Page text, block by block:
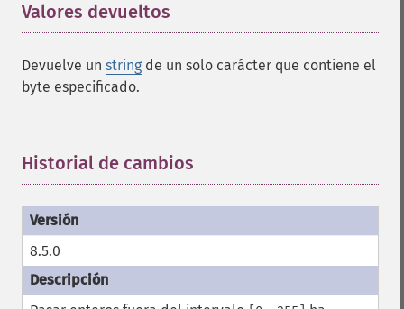
Valores devueltos
Devuelve un string de un solo carácter que contiene el
byte especificado.
Historial de cambios
8.5.0